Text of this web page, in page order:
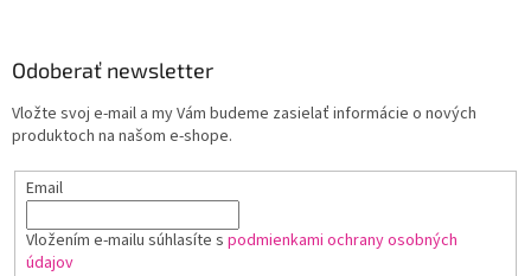
r
v
y
p
Odoberať newsletter
Vložte svoj e-mail a my Vám budeme zasielať informácie o nových
produktoch na našom e-shope.
Email
Vložením e-mailu súhlasíte s podmienkami ochrany osobných
údajov